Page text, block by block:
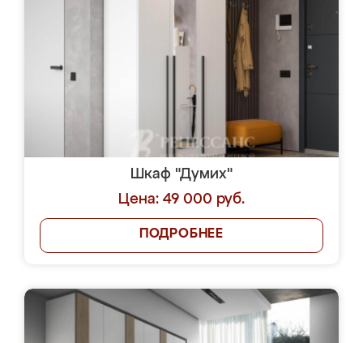
Шкаф "Думих"
Цена: 49 000 руб.
ПОДРОБНЕЕ